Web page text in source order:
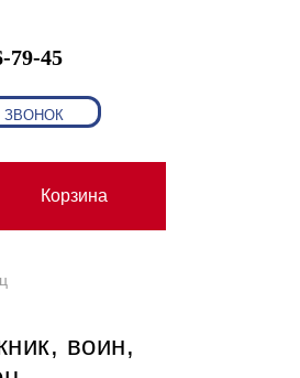
79-45
ЗВОНОК
Корзина
воин,